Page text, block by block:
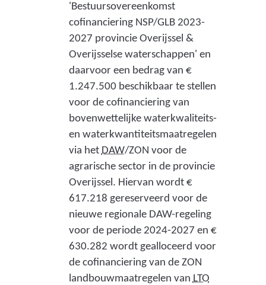
'Bestuursovereenkomst
cofinanciering NSP/GLB 2023-
2027 provincie Overijssel &
Overijsselse waterschappen' en
daarvoor een bedrag van €
1.247.500 beschikbaar te stellen
voor de cofinanciering van
bovenwettelijke waterkwaliteits-
en waterkwantiteitsmaatregelen
via hetDAW(
D
e
l
t
a
p
l
a
/ZON voor de
agrarische sector in de provincie
Overijssel. Hiervan wordt €
617.218 gereserveerd voor de
nieuwe regionale DAW-regeling
voor de periode 2024-2027 en €
630.282 wordt gealloceerd voor
de cofinanciering van de ZON
landbouwmaatregelen vanLTO(